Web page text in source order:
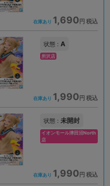
在庫あり 1,690 円 税込
状態 : A
所沢店
在庫あり 1,990 円 税込
状態 : 未開封
イオンモール津田沼North
店
在庫あり 1,990 円 税込